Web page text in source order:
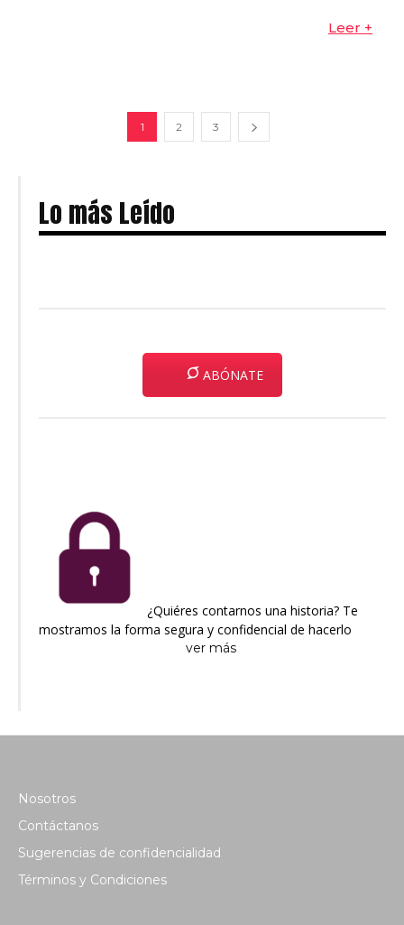
Leer +
1 2 3
Lo más Leído
ABÓNATE
¿Quiéres contarnos una historia? Te
mostramos la forma segura y confidencial de hacerlo
ver más
Nosotros
Contáctanos
Sugerencias de confidencialidad
Términos y Condiciones